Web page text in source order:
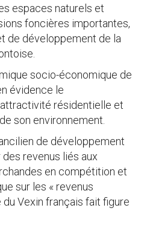
espaces naturels et
foncières importantes,
de développement de la
socio-économique de
évidence le
résidentielle et
son environnement.
de développement
revenus liés aux
en compétition et
sur les « revenus
Vexin français fait figure